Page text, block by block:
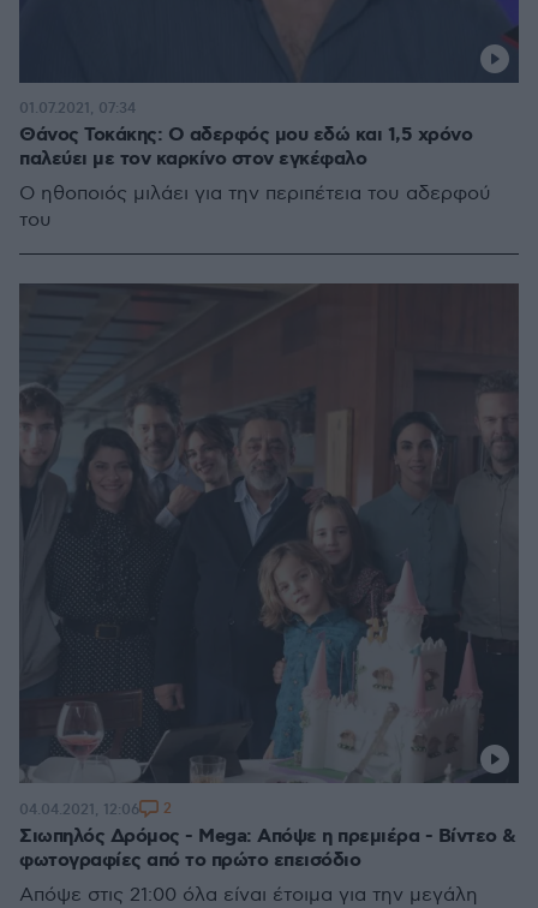
Θάνος Τοκάκης: Ο αδερφός μου εδώ και 1,5 χρόνο
παλεύει με τον καρκίνο στον εγκέφαλο
Ο ηθοποιός μιλάει για την περιπέτεια του αδερφού
του
01.07.2021, 07:34
Σιωπηλός Δρόμος - Mega: Απόψε η πρεμιέρα - Βίντεο &
φωτογραφίες από το πρώτο επεισόδιο
Απόψε στις 21:00 όλα είναι έτοιμα για την μεγάλη
04.04.2021, 12:06 2